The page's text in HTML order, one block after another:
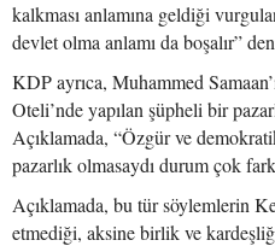
kalkması anlamına geldiği
devlet olma anlamı da boşalır”
KDP ayrıca, Muhammed
Oteli’nde yapılan şüpheli bir
Açıklamada, “Özgür ve
pazarlık olmasaydı durum çok
Açıklamada, bu tür söylemlerin
etmediği, aksine birlik ve